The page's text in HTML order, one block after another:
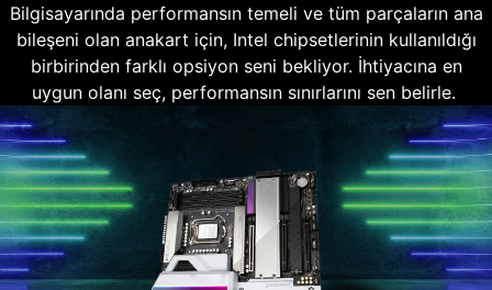
Bilgisayarında performansın temeli ve tüm parçaların ana
bileşeni olan anakart için, Intel chipsetlerinin kullanıldığı
birbirinden farklı opsiyon seni bekliyor. İhtiyacına en
uygun olanı seç, performansın sınırlarını sen belirle.